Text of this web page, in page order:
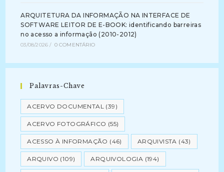
ARQUITETURA DA INFORMAÇÃO NA INTERFACE DE
SOFTWARE LEITOR DE E-BOOK: identificando barreiras
no acesso a informação (2010-2012)
03/08/2026 / 0 COMENTÁRIO
Palavras-Chave
ACERVO DOCUMENTAL (39)
ACERVO FOTOGRÁFICO (55)
ACESSO À INFORMAÇÃO (46) ARQUIVISTA (43)
ARQUIVO (109) ARQUIVOLOGIA (194)